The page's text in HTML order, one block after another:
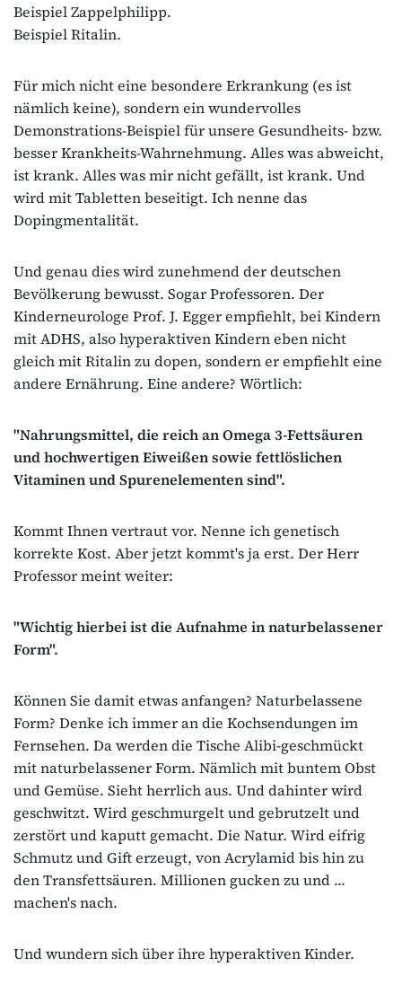
Beispiel Zappelphilipp.
Beispiel Ritalin.
Für mich nicht eine besondere Erkrankung (es ist
nämlich keine), sondern ein wundervolles
Demonstrations-Beispiel für unsere Gesundheits- bzw.
besser Krankheits-Wahrnehmung. Alles was abweicht,
ist krank. Alles was mir nicht gefällt, ist krank. Und
wird mit Tabletten beseitigt. Ich nenne das
Dopingmentalität.
Und genau dies wird zunehmend der deutschen
Bevölkerung bewusst. Sogar Professoren. Der
Kinderneurologe Prof. J. Egger empfiehlt, bei Kindern
mit ADHS, also hyperaktiven Kindern eben nicht
gleich mit Ritalin zu dopen, sondern er empfiehlt eine
andere Ernährung. Eine andere? Wörtlich:
"Nahrungsmittel, die reich an Omega 3-Fettsäuren
und hochwertigen Eiweißen sowie fettlöslichen
Vitaminen und Spurenelementen sind".
Kommt Ihnen vertraut vor. Nenne ich genetisch
korrekte Kost. Aber jetzt kommt's ja erst. Der Herr
Professor meint weiter:
"Wichtig hierbei ist die Aufnahme in naturbelassener
Form".
Können Sie damit etwas anfangen? Naturbelassene
Form? Denke ich immer an die Kochsendungen im
Fernsehen. Da werden die Tische Alibi-geschmückt
mit naturbelassener Form. Nämlich mit buntem Obst
und Gemüse. Sieht herrlich aus. Und dahinter wird
geschwitzt. Wird geschmurgelt und gebrutzelt und
zerstört und kaputt gemacht. Die Natur. Wird eifrig
Schmutz und Gift erzeugt, von Acrylamid bis hin zu
den Transfettsäuren. Millionen gucken zu und ...
machen's nach.
Und wundern sich über ihre hyperaktiven Kinder.